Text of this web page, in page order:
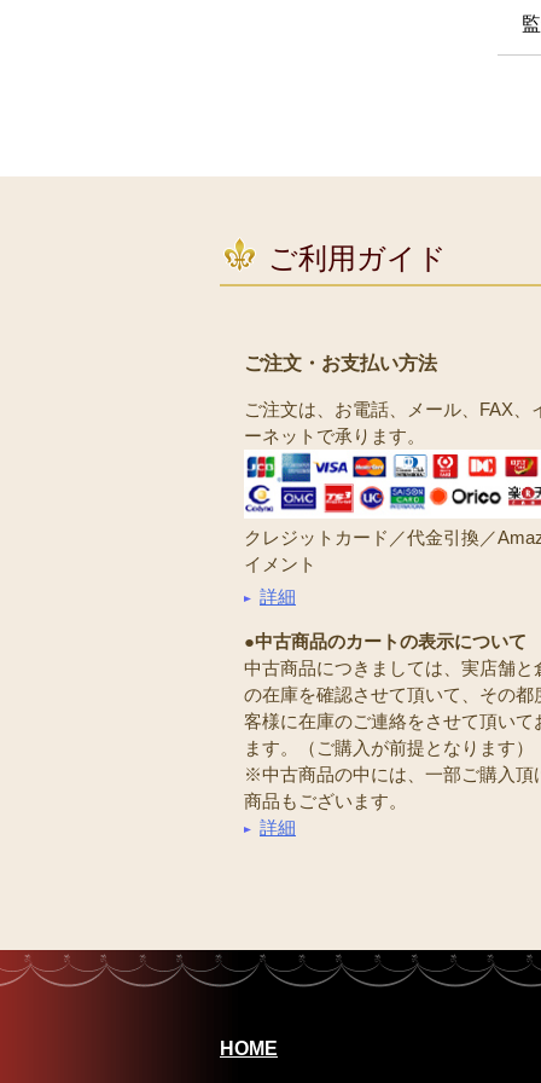
ご利用ガイド
ご注文・お支払い方法
ご注文は、お電話、メール、FAX、
ーネットで承ります。
クレジットカード／代金引換／
イメント
詳細
●中古商品のカートの表示について
中古商品につきましては、実店舗と
の在庫を確認させて頂いて、その都
客様に在庫のご連絡をさせて頂いて
ます。（ご購入が前提となります）
※中古商品の中には、一部ご購入頂
商品もございます。
詳細
HOME